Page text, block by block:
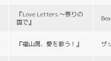
『Love Letters 〜祭りの
国で』
『福山潤、愛を歌う！』 ザ